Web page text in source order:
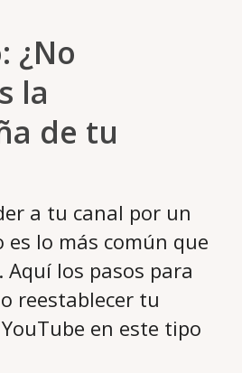
¿No
la
de tu
a tu canal por un
es lo más común que
Aquí los pasos para
reestablecer tu
en este tipo